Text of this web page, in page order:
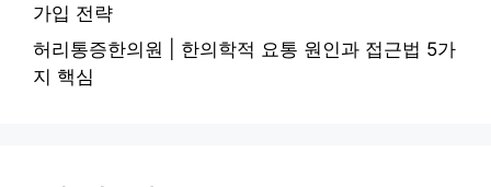
가입 전략
허리통증한의원 | 한의학적 요통 원인과 접근법 5가
지 핵심